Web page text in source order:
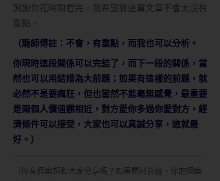
謝謝你花時間看完，我希望我這篇文章不會太沒有
重點。
（龍師傅註：不會，有重點，而我也可以分析。
你現時這段關係可以完結了，而下一段的關係，當
然也可以用結婚為大前題；如果有這樣的前題，就
必然不是要瘋狂，但也當然不能毫無感覺，最重要
是兩個人價值觀相近，對方愛你多過你愛對方，經
濟條件可以接受，大家也可以真誠分享，這就最
好。）
（你有個案想和大家分享嗎？如果題材合適，你的個案